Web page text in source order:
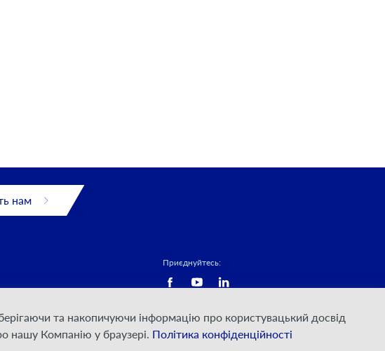
нам
Приєднуйтесь:
та накопичуючи інформацію про користувацький досвід
нашу Компанію у браузері. Політика конфіденційності